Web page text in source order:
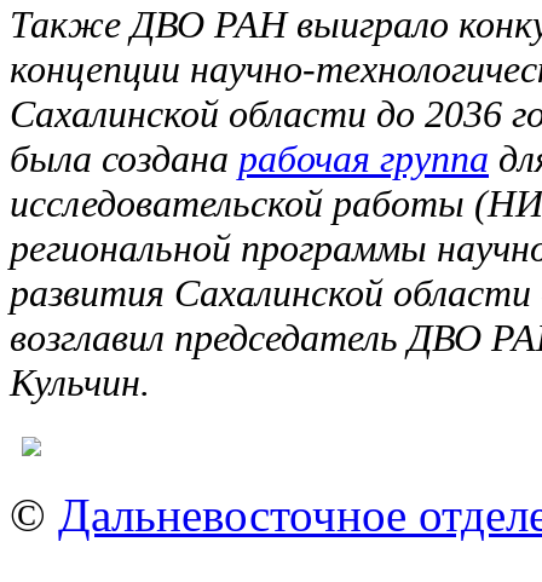
Также ДВО РАН выиграло
концепции научно-
Сахалинской области до 2036
была создана рабочая группа
исследовательской работы
региональной программы
развития Сахалинской
возглавил председатель ДВО
Кульчин.
© Дальневосточное